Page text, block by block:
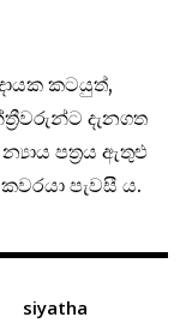
කටයුත්,
දැනගත
පත්‍රය ඇතුළු
පැවසී ය.
siyatha